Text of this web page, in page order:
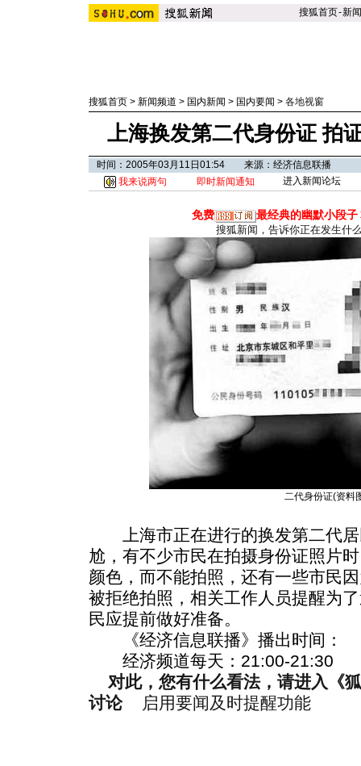
搜狐首页-新闻
搜狐首页 > 新闻频道 > 国内新闻 > 国内要闻 > 各地视窗
上海换发第二代身份证 拍
时间：2005年03月11日01:54 来源：经济信息联播
我来说两句
即时新闻通知 进入新闻论坛
免费 最经典的幽默小段子
搜狐新闻，告诉你正在发生什
二代身份证(资料
上海市正在进行的换发第二代居
尬，有不少市民在拍摄身份证照片
颜色，而不能拍照，还有一些市民
被拒绝拍照，相关工作人员提醒为
民应提前做好准备。
《经济信息联播》播出时间：
经济频道每天：21:00-21:30
对此，您有什么看法，请进入《
讨论
启用要闻及时提醒功能